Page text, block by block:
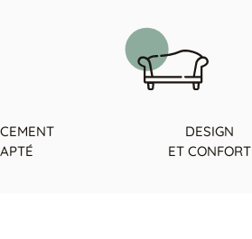
DESIGN
ET CONFORT